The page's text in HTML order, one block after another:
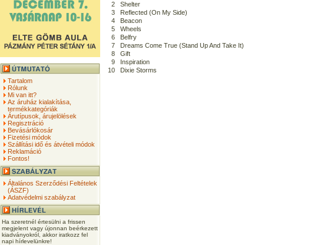
Tartalom
Rólunk
Mi van itt?
Az áruház kialakítása,
termékkategóriák
Árutípusok, árujelölések
Regisztráció
Bevásárlókosár
Fizetési módok
Szállítási idő és átvételi módok
Reklamáció
Fontos!
Általános Szerződési Feltételek
(ÁSZF)
Adatvédelmi szabályzat
Ha szeretnél értesülni a frissen
megjelent vagy újonnan beérkezett
kiadványokról, akkor iratkozz fel
napi hírlevelünkre!
2
Shelter
3
Reflected (On My Side)
4
Beacon
5
Wheels
6
Belfry
7
Dreams Come True (Stand Up And Take It)
8
Gift
9
Inspiration
10
Dixie Storms